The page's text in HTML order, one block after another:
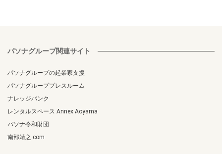
パソナグループ関連サイト
パソナグループの起業家支援
パソナグループプレスルーム
ナレッジバンク
レンタルスペース Annex Aoyama
パソナ令和財団
南部靖之.com